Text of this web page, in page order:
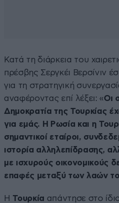
Κατά τη διάρκεια του
πρέσβης Σεργκέι Βερσίνιν
για τη στρατηγική
αναφέροντας επί λέξει: «Οι
Δημοκρατία της Τουρκίας
για εμάς. Η Ρωσία και η
σημαντικοί εταίροι,
ιστορία αλληλεπίδρασης,
με ισχυρούς οικονομικούς
επαφές μεταξύ των λαών
Η Τουρκία απάντησε στο